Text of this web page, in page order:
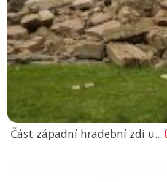
Část západní hradební zdi u...